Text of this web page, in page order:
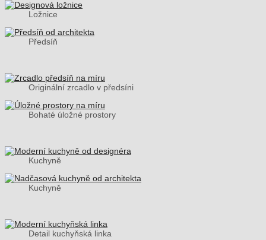
Ložnice
Předsíň
Originální zrcadlo v předsíni
Bohaté úložné prostory
Kuchyně
Kuchyně
Detail kuchyňská linka